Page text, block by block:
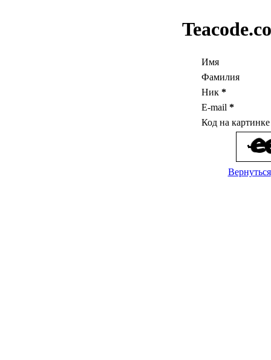
Имя
Фамилия
Ник *
E-mail *
Код на
Вернуться